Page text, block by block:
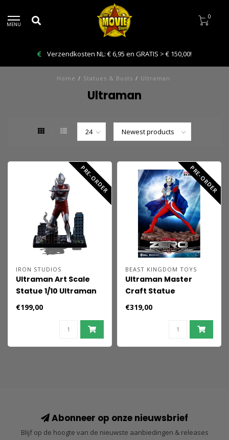
MENU
0
Verzendkosten NL: € 6,95 en GRATIS > € 150,00!
Home / Statues & Busts / Ultraman
Ultraman
PRE-ORDER
IRON STUDIOS
Ultraman Art Scale
Statue 1/10 Ultraman
18 cm
€199,00
PRE-ORDER
BEAST KINGDOM TOYS
Ultraman Master
Craft Statue
Ultraman Zero 15th 41
€319,00
Abonneer op onze nieuwsbrief
Blijf op de hoogte van de nieuwste aanbiedingen & releases